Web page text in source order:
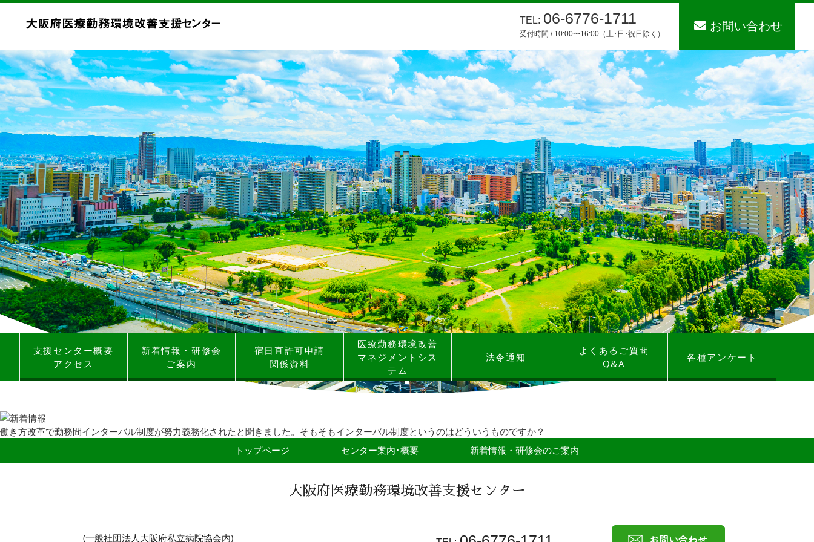
TEL: 06-6776-1711
受付時間 / 10:00〜16:00（土･日･祝日除く）
お問い合わせ
支援センター概要
アクセス
新着情報・研修会
ご案内
宿日直許可申請
関係資料
医療勤務環境改善
マネジメントシス
テム
法令通知
よくあるご質問
Q&A
各種アンケート
働き方改革で勤務間インターバル制度が努力義務化されたと聞きました。そもそもインターバル制度というのはどういうものですか？
トップページ センター案内･概要 新着情報・研修会のご案内
大阪府医療勤務環境改善支援センター
(一般社団法人大阪府私立病院協会内)